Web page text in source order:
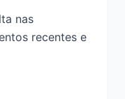
nas
recentes e